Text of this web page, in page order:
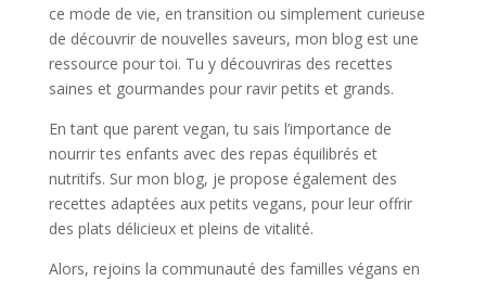
ce mode de vie, en transition ou simplement curieuse
de découvrir de nouvelles saveurs, mon blog est une
ressource pour toi. Tu y découvriras des recettes
saines et gourmandes pour ravir petits et grands.
En tant que parent vegan, tu sais l’importance de
nourrir tes enfants avec des repas équilibrés et
nutritifs. Sur mon blog, je propose également des
recettes adaptées aux petits vegans, pour leur offrir
des plats délicieux et pleins de vitalité.
Alors, rejoins la communauté des familles végans en